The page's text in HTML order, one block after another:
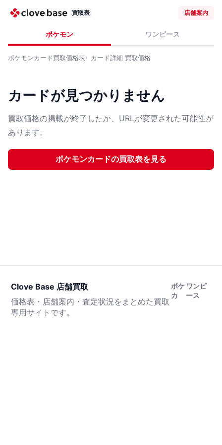
買取表 店舗案内
ポケモン ワンピース
ポケモンカード買取価格表 カード詳細 買取価格
カードが見つかりません
買取価格の掲載が終了したか、URLが変更された可能性が
あります。
ポケモンカードの買取表を見る
Clove Base 店舗買取
価格表・店舗案内・査定状況をまとめた買取
専用サイトです。
ポケ
カ
ワンピ
ース